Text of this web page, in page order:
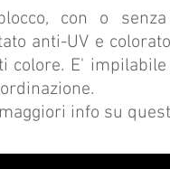
con o
anti-UV e
colore. E'
info su